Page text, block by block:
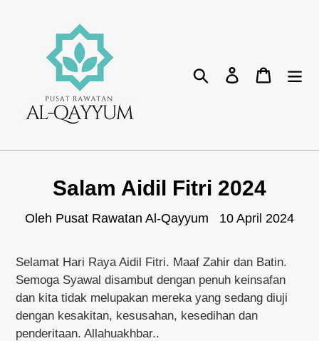
isikandungan
Cari
Log masuk
Bakul
Salam Aidil Fitri 2024
Oleh Pusat Rawatan Al-Qayyum 10 April 2024
Selamat Hari Raya Aidil Fitri. Maaf Zahir dan Batin.
Semoga Syawal disambut dengan penuh keinsafan
dan kita tidak melupakan mereka yang sedang diuji
dengan kesakitan, kesusahan, kesedihan dan
penderitaan. Allahuakhbar..